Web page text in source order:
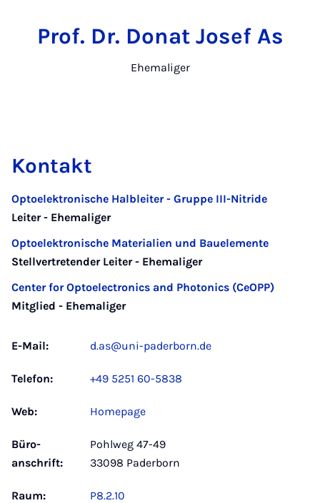
Prof. Dr. Donat Josef As
Ehemaliger
Kontakt
Optoelektronische Halbleiter - Gruppe III-Nitride
Leiter - Ehemaliger
Optoelektronische Materialien und Bauelemente
Stellvertretender Leiter - Ehemaliger
Center for Optoelectronics and Photonics (CeOPP)
Mitglied - Ehemaliger
E-Mail: d.as@uni-paderborn.de
Telefon: +49 5251 60-5838
Web: Homepage
Büro­
anschrift:
Pohlweg 47-49
33098 Paderborn
Raum: P8.2.10